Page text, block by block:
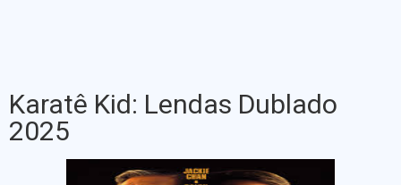
Karatê Kid: Lendas Dublado
2025